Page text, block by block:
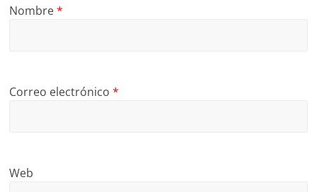
Nombre*
Correo electrónico*
Web